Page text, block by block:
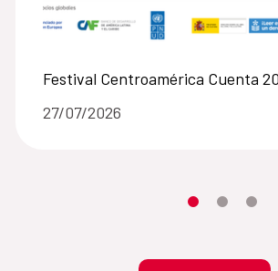
Festival Centroamérica Cuenta
27/07/2026
Desplaza el
Desplaza